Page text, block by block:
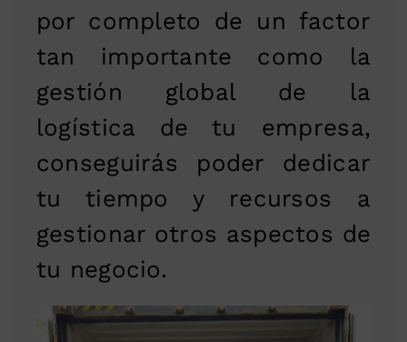
por completo de un factor
tan importante como la
gestión global de la
logística de tu empresa,
conseguirás poder dedicar
tu tiempo y recursos a
gestionar otros aspectos de
tu negocio.